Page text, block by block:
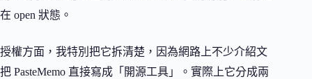
在 open 狀態。
授權方面，我特別把它拆清楚，因為網路上不少介紹文
把 PasteMemo 直接寫成「開源工具」。實際上它分成兩